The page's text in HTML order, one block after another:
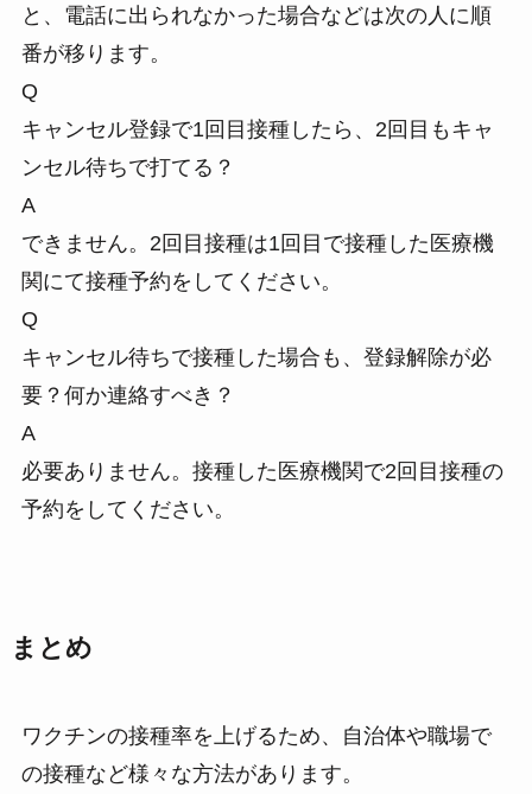
と、電話に出られなかった場合などは次の人に順
番が移ります。
Q
キャンセル登録で1回目接種したら、2回目もキャ
ンセル待ちで打てる？
A
できません。2回目接種は1回目で接種した医療機
関にて接種予約をしてください。
Q
キャンセル待ちで接種した場合も、登録解除が必
要？何か連絡すべき？
A
必要ありません。接種した医療機関で2回目接種の
予約をしてください。
まとめ
ワクチンの接種率を上げるため、自治体や職場で
の接種など様々な方法があります。